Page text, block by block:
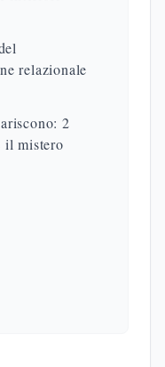
relazionale
2
il mistero